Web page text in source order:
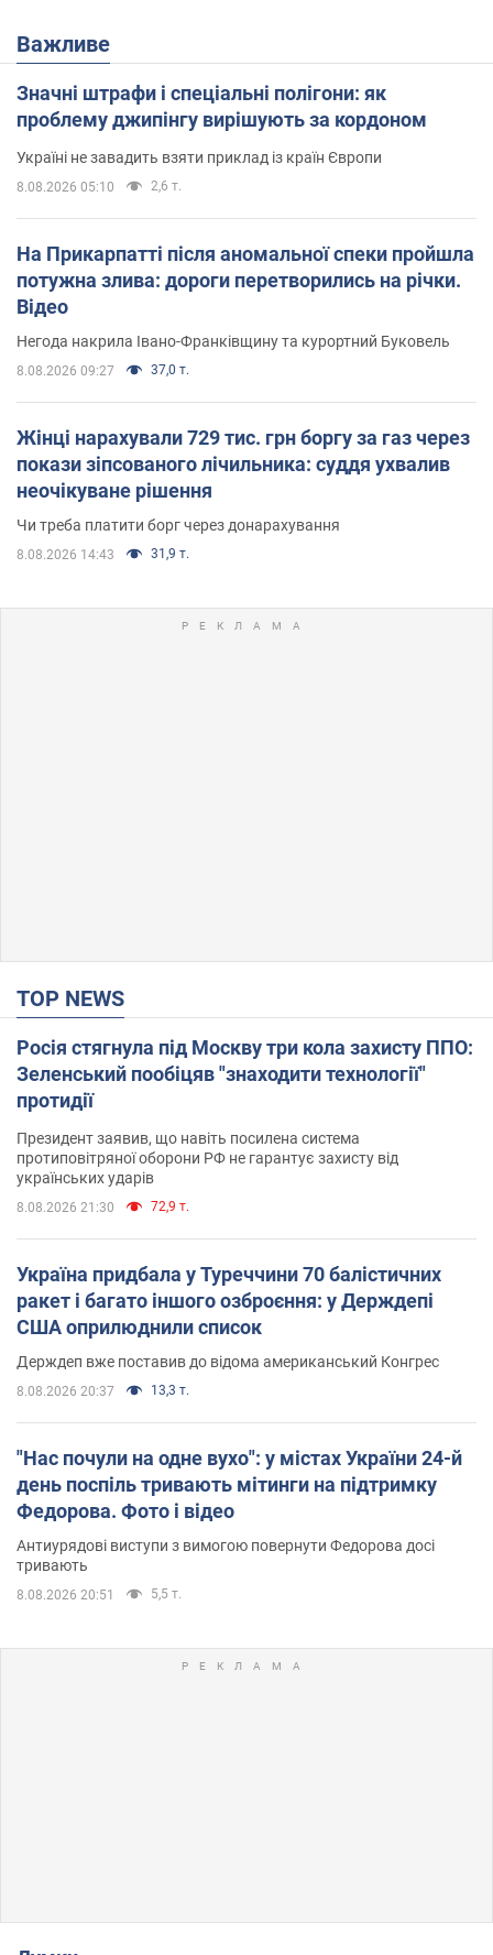
Важливе
Значні штрафи і спеціальні полігони: як
проблему джипінгу вирішують за кордоном
Україні не завадить взяти приклад із країн Європи
8.08.2026 05:10 2,6 т.
На Прикарпатті після аномальної спеки пройшла
потужна злива: дороги перетворились на річки.
Відео
Негода накрила Івано-Франківщину та курортний Буковель
8.08.2026 09:27 37,0 т.
Жінці нарахували 729 тис. грн боргу за газ через
покази зіпсованого лічильника: суддя ухвалив
неочікуване рішення
Чи треба платити борг через донарахування
8.08.2026 14:43 31,9 т.
TOP NEWS
Росія стягнула під Москву три кола захисту ППО:
Зеленський пообіцяв "знаходити технології"
протидії
Президент заявив, що навіть посилена система
протиповітряної оборони РФ не гарантує захисту від
українських ударів
8.08.2026 21:30 72,9 т.
Україна придбала у Туреччини 70 балістичних
ракет і багато іншого озброєння: у Держдепі
США оприлюднили список
Держдеп вже поставив до відома американський Конгрес
8.08.2026 20:37 13,3 т.
"Нас почули на одне вухо": у містах України 24-й
день поспіль тривають мітинги на підтримку
Федорова. Фото і відео
Антиурядові виступи з вимогою повернути Федорова досі
тривають
8.08.2026 20:51 5,5 т.